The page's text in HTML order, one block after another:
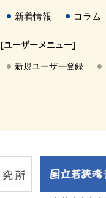
新着情報 コラム
[ユーザーメニュー]
新規ユーザー登録